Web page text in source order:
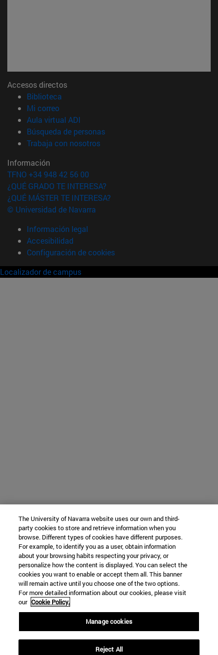
Accesos directos
Biblioteca
Mi correo(abre en nueva ventana)
Aula virtual ADI
Búsqueda de personas(abre en nueva ventana)
Trabaja con nosotros(abre en nueva ventana)
Información
TFNO +34 948 42 56 00
¿QUÉ GRADO TE INTERESA?
¿QUÉ MÁSTER TE INTERESA?
© Universidad de Navarra
Información legal
Accesibilidad
Configuración de cookies
Localizador de campus
The University of Navarra website uses our own and third-
party cookies to store and retrieve information when you
browse. Different types of cookies have different purposes.
For example, to identify you as a user, obtain information
about your browsing habits respecting your privacy, or
personalize how the content is displayed. You can select the
cookies you want to enable or accept them all. This banner
will remain active until you choose one of the two options.
For more detailed information about our cookies, please visit
our Cookie Policy.
Manage cookies
Reject All